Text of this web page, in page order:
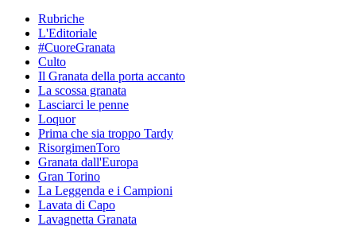
Rubriche
L'Editoriale
#CuoreGranata
Culto
Il Granata della porta accanto
La scossa granata
Lasciarci le penne
Loquor
Prima che sia troppo Tardy
RisorgimenToro
Granata dall'Europa
Gran Torino
La Leggenda e i Campioni
Lavata di Capo
Lavagnetta Granata